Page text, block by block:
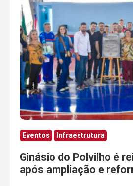
Eventos Infraestrutura
Ginásio do Polvilho é
após ampliação e